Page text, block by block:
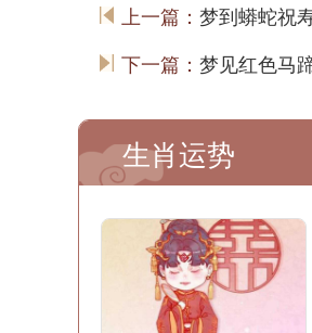
上一篇： 梦到蟒蛇祝
下一篇： 梦见红色马
生肖运势